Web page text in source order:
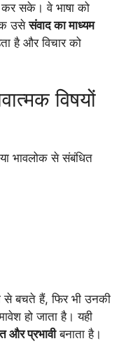
कर सके। वे भाषा को
उसेसंवाद का माध्यम
है और विचार को
विषयों
भावलोक से संबंधित
से बचते हैं, फिर भी उनकी
हो जाता है। यही
और प्रभावीबनाता है।